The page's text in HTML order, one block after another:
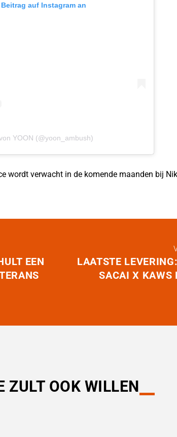
auf Instagram an
YOON (@yoon_ambush)
wordt verwacht in de komende maanden bij
EEN
LAATSTE
SACAI X KAWS
ZULT OOK WILLEN